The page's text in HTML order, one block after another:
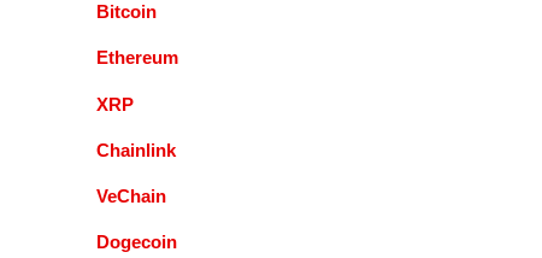
Bitcoin
Ethereum
XRP
Chainlink
VeChain
Dogecoin